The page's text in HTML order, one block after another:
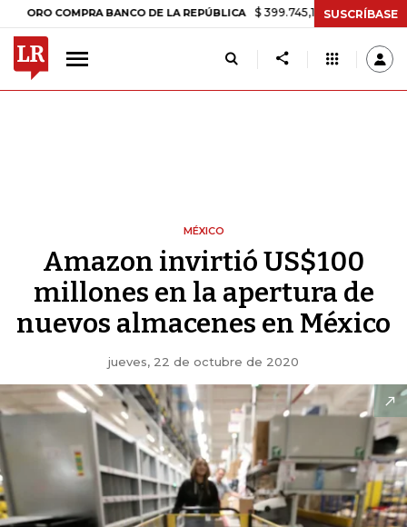
COMPRA BANCO DE LA REPÚBLICA $ 399.745,16 +$ 2.295,71 +0,58%
SUSCRÍBASE
MÉXICO
Amazon invirtió US$100
millones en la apertura de
nuevos almacenes en México
jueves, 22 de octubre de 2020